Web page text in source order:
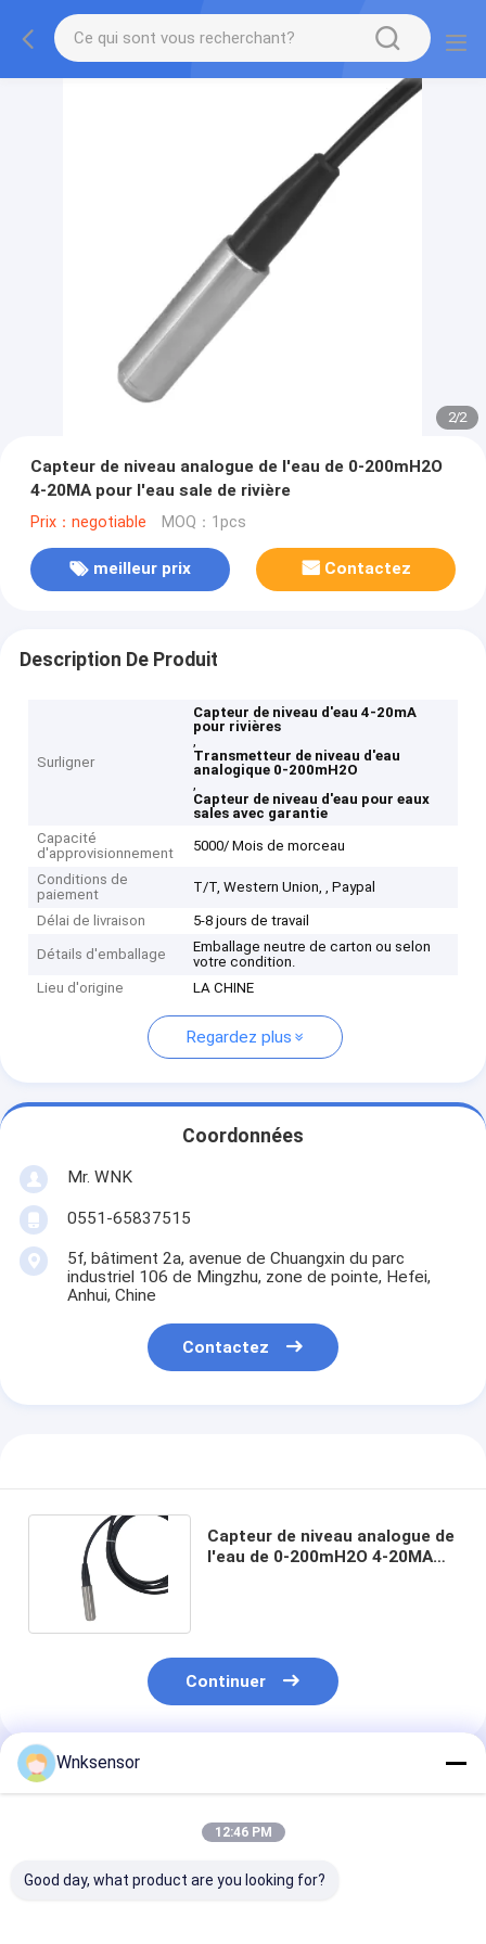
2/2
Capteur de niveau analogue de l'eau de 0-200mH2O
4-20MA pour l'eau sale de rivière
Prix：negotiable MOQ：1pcs
meilleur prix Contactez
Description De Produit
Surligner
Capteur de niveau d'eau 4-20mA
pour rivières
,
Transmetteur de niveau d'eau
analogique 0-200mH2O
,
Capteur de niveau d'eau pour eaux
sales avec garantie
Capacité
d'approvisionnement
5000/ Mois de morceau
Conditions de
paiement
T/T, Western Union, , Paypal
Délai de livraison 5-8 jours de travail
Détails d'emballage
Emballage neutre de carton ou selon
votre condition.
Lieu d'origine
LA CHINE
Regardez plus
Coordonnées
Mr. WNK
0551-65837515
5f, bâtiment 2a, avenue de Chuangxin du parc
industriel 106 de Mingzhu, zone de pointe, Hefei,
Anhui, Chine
Contactez
Capteur de niveau analogue de
l'eau de 0-200mH2O 4-20MA
Continuer
Produits Recommandés
Wnksensor
12:46 PM
Good day, what product are you looking for?